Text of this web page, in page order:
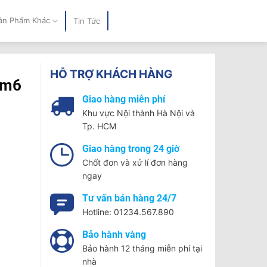
Phẩm Khác Tin Tức
HỖ TRỢ KHÁCH HÀNG
Giao hàng miễn phí
Khu vực Nội thành Hà Nội và
Tp. HCM
Giao hàng trong 24 giờ
Chốt đơn và xử lí đơn hàng
ngay
Tư vấn bán hàng 24/7
Hotline: 01234.567.890
Bảo hành vàng
Bảo hành 12 tháng miễn phí tại
nhà